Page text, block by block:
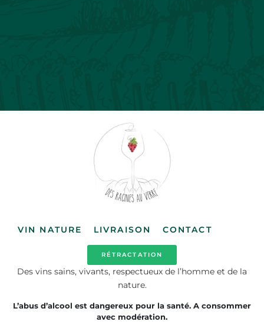
VIN NATURE LIVRAISON CONTACT
RÉTRACTATION
Des vins sains, vivants, respectueux de l’homme et de la
nature.
L’abus d’alcool est dangereux pour la santé. A consommer
avec modération.